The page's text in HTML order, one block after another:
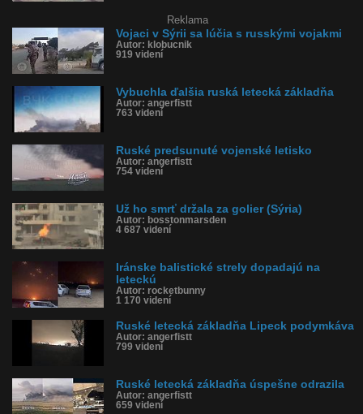
Reklama
Vojaci v Sýrii sa lúčia s russkými vojakmi
Autor: klobucnik
919 videní
Vybuchla ďalšia ruská letecká základňa
Autor: angerfistt
763 videní
Ruské predsunuté vojenské letisko
Autor: angerfistt
754 videní
Už ho smrť držala za golier (Sýria)
Autor: bosstonmarsden
4 687 videní
Iránske balistické strely dopadajú na
leteckú
Autor: rocketbunny
1 170 videní
Ruské letecká základňa Lipeck podymkáva
Autor: angerfistt
799 videní
Ruské letecká základňa úspešne odrazila
Autor: angerfistt
659 videní